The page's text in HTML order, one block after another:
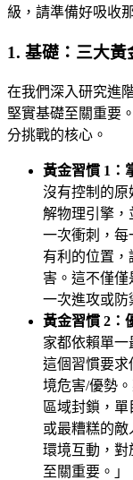
級，請準備好吸收
1. 基礎：三大黃
在我們深入研究進
堅實基礎至關重要
分挑戰的核心。
黃金習慣 1：
沒有控制的原
解物理引擎，
一次衝刺，每
有利的位置
害。這不僅僅
一次進攻或防
黃金習慣 2：
家都依賴單一
這個習慣要求
境危害/優勢
區域封鎖，
或最糟糕的敵
環境互動，對
至關重要。」